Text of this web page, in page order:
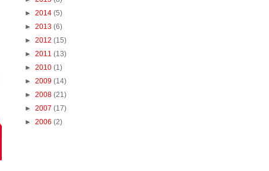
► 2014 (5)
► 2013 (6)
► 2012 (15)
► 2011 (13)
► 2010 (1)
► 2009 (14)
► 2008 (21)
► 2007 (17)
► 2006 (2)